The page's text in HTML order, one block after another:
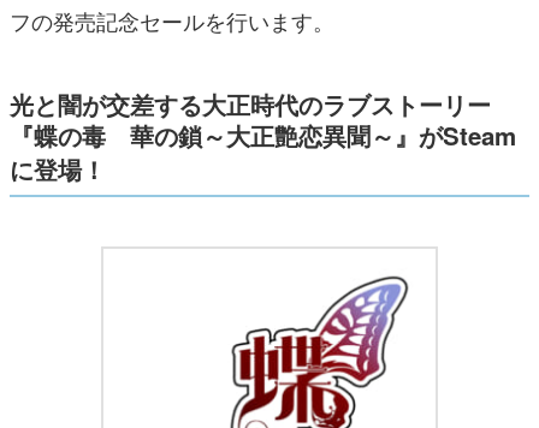
フの発売記念セールを行います。
光と闇が交差する大正時代のラブストーリー
『蝶の毒 華の鎖～大正艶恋異聞～』がSteam
に登場！